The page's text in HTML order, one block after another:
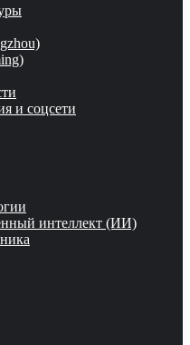
и соцсети
интеллект (ИИ)